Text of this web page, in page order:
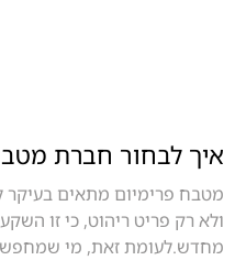
איך לבחור חברת מטבחים? 7
מטבח פרימיום מתאים בעיקר
ולא רק פריט ריהוט, כי זו
מחדש.לעומת זאת, מי שמחפש